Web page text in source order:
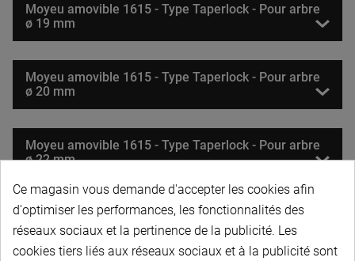
Moyeu amovible 1615 - Type Taperlock - Pour arbre
ø 19 mm
Moyeu amovible 1615 - Type Taperlock - Pour arbre
ø 20 mm
Moyeu amovible 1615 - Type Taperlock - Pour arbre
ø 22 mm
Moyeu amovible 1615 - Type Taperlock - Pour arbre
ø 24 mm
Ce magasin vous demande d'accepter les cookies afin
d'optimiser les performances, les fonctionnalités des
réseaux sociaux et la pertinence de la publicité. Les
cookies tiers liés aux réseaux sociaux et à la publicité sont